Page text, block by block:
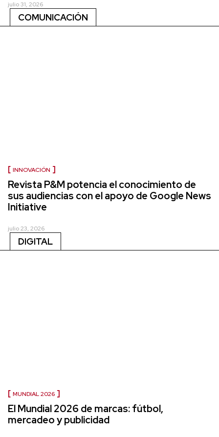
julio 31, 2026
COMUNICACIÓN
INNOVACIÓN
Revista P&M potencia el conocimiento de
sus audiencias con el apoyo de Google News
Initiative
julio 23, 2026
DIGITAL
MUNDIAL 2026
El Mundial 2026 de marcas: fútbol,
mercadeo y publicidad